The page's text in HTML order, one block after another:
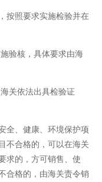
按照要求实施检验并在
验核，具体要求由海
关依法出具检验证
全、健康、环境保护项
不合格的，可以在海关
求的，方可销售、使
合格的，由海关责令销